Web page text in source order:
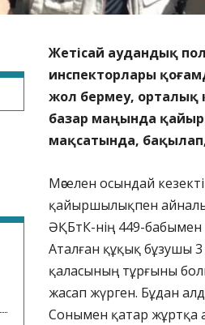
Жетісай аудандық
инспекторлары
жол бермеу, орталық
базар маңында
мақсатында,
Мәселен осындай
қайыршылықпен
ӘҚБтК-нің 449-
Аталған құқық бұзушы 3
қаласының тұрғыны
жасап жүрген. Бұдан
Сонымен қатар жұртқа